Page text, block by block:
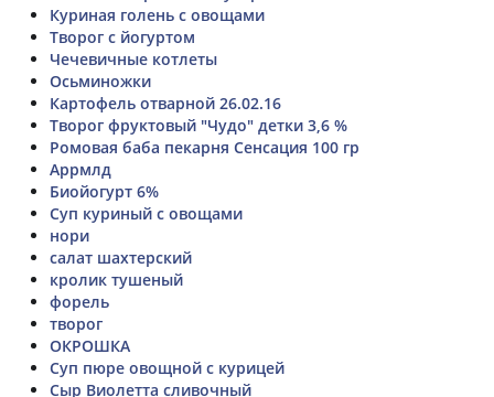
Куриная голень с овощами
Творог с йогуртом
Чечевичные котлеты
Осьминожки
Картофель отварной 26.02.16
Творог фруктовый "Чудо" детки 3,6 %
Ромовая баба пекарня Сенсация 100 гр
Аррмлд
Биойогурт 6%
Суп куриный с овощами
нори
салат шахтерский
кролик тушеный
форель
творог
ОКРОШКА
Суп пюре овощной с курицей
Сыр Виолетта сливочный